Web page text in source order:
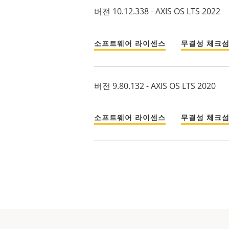
버전 10.12.338 - AXIS OS LTS 2022
소프트웨어 라이센스 무결성 체크섬
버전 9.80.132 - AXIS OS LTS 2020
소프트웨어 라이센스 무결성 체크섬